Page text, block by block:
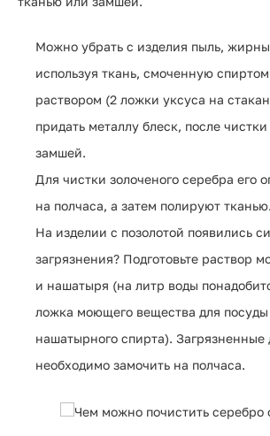
Можно убрать с изделия пыль,
используя ткань, смоченную
раствором (2 ложки уксуса на
придать металлу блеск, после
замшей.
Для чистки золоченого серебра его
на полчаса, а затем полируют тканью.
На изделии с позолотой появились
загрязнения? Подготовьте раствор
и нашатыря (на литр воды
ложка моющего вещества для посуды
нашатырного спирта). Загрязненные
необходимо замочить на полчаса.